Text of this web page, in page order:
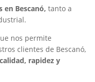
en Bescanó, tanto a
nos permite
clientes de Bescanó,
rapidez y